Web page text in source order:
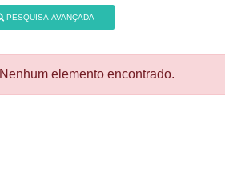
PESQUISA AVANÇADA
Nenhum elemento encontrado.